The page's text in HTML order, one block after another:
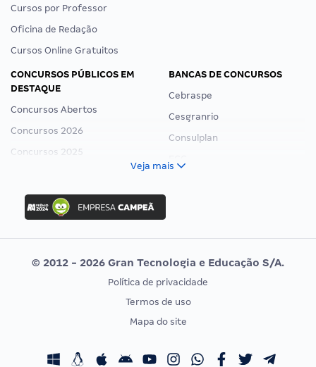
Cursos por Professor
Oficina de Redação
Cursos Online Gratuitos
CONCURSOS PÚBLICOS EM
DESTAQUE
Concursos Abertos
Concursos 2026
Concursos 2025
Concurso Ibama
Concurso MPU
Editais publicados
BANCAS DE CONCURSOS
Cebraspe
Cesgranrio
Consulplan
Vunesp
CONCURSOS POR PROFISSÃO
Concursos Fiscais
EXAME DE ORDEM
Calendário OAB
Veja mais
© 2012 - 2026 Gran Tecnologia e Educação S/A.
Política de privacidade
Termos de uso
Mapa do site